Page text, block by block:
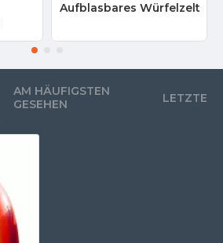
Aufblasbares Würfelzelt
AM HÄUFIGSTEN
GESEHEN
LETZTE